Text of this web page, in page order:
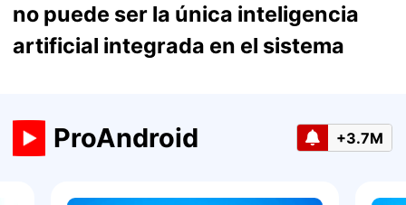
no puede ser la única inteligencia
artificial integrada en el sistema
ProAndroid +3.7M